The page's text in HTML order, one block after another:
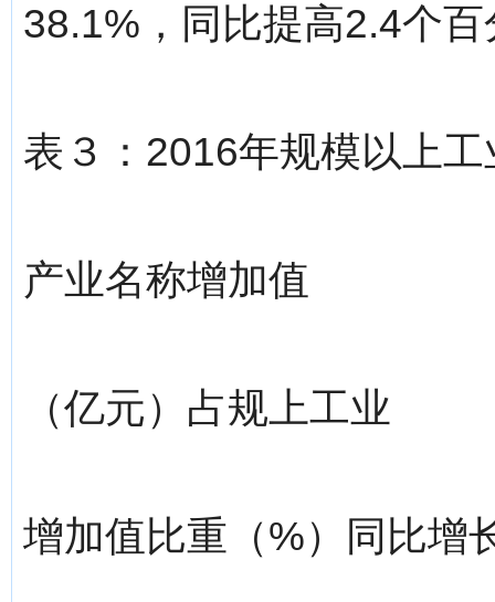
38.1%，同比提高2.4个百
表３：2016年规模以上
产业名称增加值
（亿元）占规上工业
增加值比重（%）同比增